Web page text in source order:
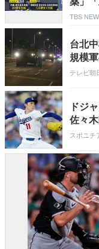
者も
TBS
台北
規模
テレビ朝
ドジ
佐々
スポニチ